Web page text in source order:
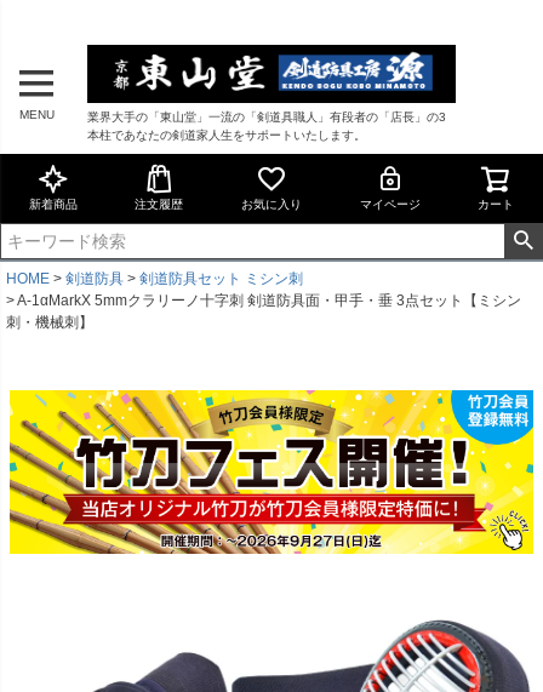
MENU
業界大手の「東山堂」一流の「剣道具職人」有段者の「店長」の3
本柱であなたの剣道家人生をサポートいたします。
新着商品 注文履歴 お気に入り マイページ カート
HOME 剣道防具
剣道防具セット ミシン刺
A-1αMarkX 5mmクラリーノ十字刺 剣道防具面・甲手・垂 3点セット【ミシン
刺・機械刺】